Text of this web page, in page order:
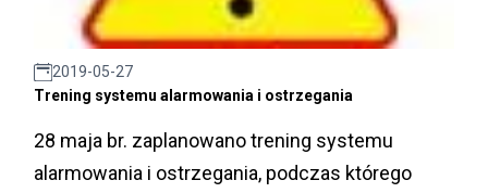
2019-05-27
Trening systemu alarmowania i ostrzegania
28 maja br. zaplanowano trening systemu
alarmowania i ostrzegania, podczas którego